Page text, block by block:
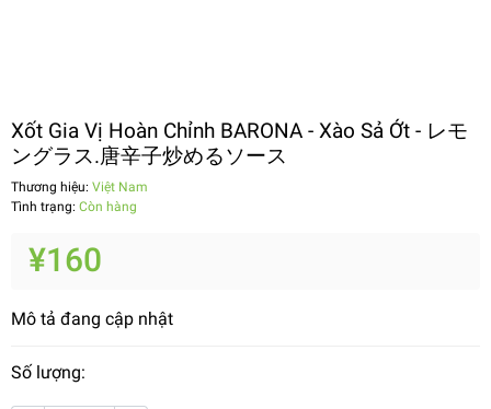
Xốt Gia Vị Hoàn Chỉnh BARONA - Xào Sả Ớt - レモ
ングラス.唐辛子炒めるソース
Thương hiệu: Việt Nam
Tình trạng: Còn hàng
¥160
Mô tả đang cập nhật
Số lượng: